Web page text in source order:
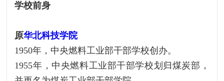
学校前身
原华北科技学院
1950年，中央燃料工业部干部学校创办。
1955年，中央燃料工业部干部学校划归煤炭部，